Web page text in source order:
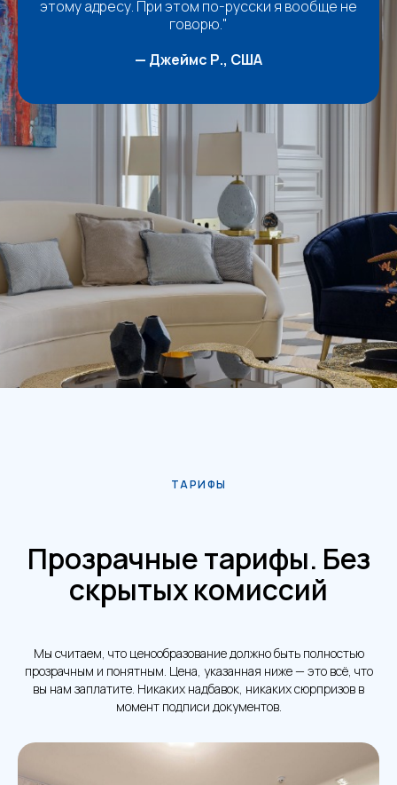
этому адресу. При этом по-русски я вообще не
говорю."
— Джеймс Р., США
ТАРИФЫ
Прозрачные тарифы. Без
скрытых комиссий
Мы считаем, что ценообразование должно быть полностью
прозрачным и понятным. Цена, указанная ниже — это всё, что
вы нам заплатите. Никаких надбавок, никаких сюрпризов в
момент подписи документов.